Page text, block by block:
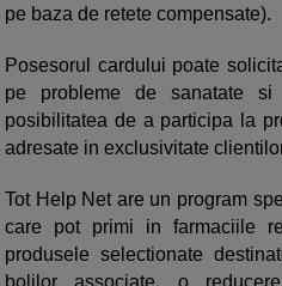
pe baza de retete compensate).
Posesorul cardului poate
pe probleme de sanatate
posibilitatea de a participa la
adresate in exclusivitate
Tot Help Net are un program
care pot primi in farmaciile
produsele selectionate
bolilor associate, o